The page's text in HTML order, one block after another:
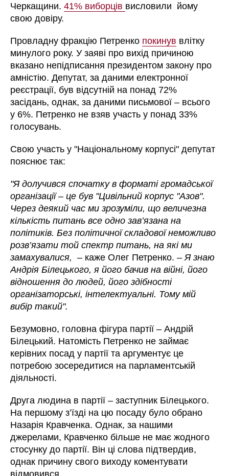
Черкащини.41% виборців висловили йому
свою довіру.
Провладну фракцію Петренко покинув влітку
минулого року. У заяві про вихід причиною
вказано непідписання президентом закону про
амністію. Депутат, за даними електронної
реєстрації, був відсутній на понад 72%
засідань, однак, за даними письмової– всього
у 6%. Петренко не взяв участь у понад 33%
голосувань.
Свою участь у "Національному корпусі" депутат
пояснює так:
"Я долучився спочатку в форматі громадської
організації – це був "Цивільний корпус "Азов".
Через деякий час ми зрозуміли, що величезна
кількість питань все одно зав’язана на
політиків. Без політичної складової неможливо
розв’язати той спектр питань, на які ми
замахувалися, – каже Олег Петренко. –Я знаю
Андрія Білецького, я його бачив на війні, його
відношення до людей, його здібності
організаторські, інтелектуальні. Тому мій
вибір такий".
Безумовно, головна фігура партії – Андрій
Білецький. Натомість Петренко не займає
керівних посад у партії та аргументує це
потребою зосередитися на парламентській
діяльності.
Друга людина в партії – заступник Білецького.
На першому з’їзді на цю посаду було обрано
Назарія Кравченка. Однак, за нашими
джерелами, Кравченко більше не має жодного
стосунку до партії. Він ці слова підтвердив,
однак причину свого виходу коментувати